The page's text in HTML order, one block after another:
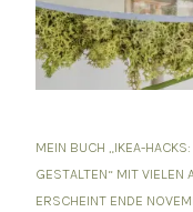
MEIN BUCH „IKEA-
GESTALTEN“ MIT VIELEN
ERSCHEINT ENDE